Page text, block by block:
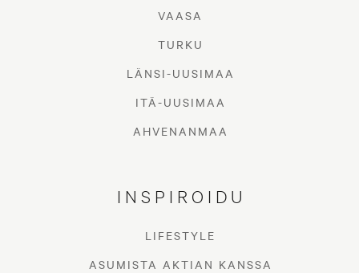
VAASA
TURKU
LÄNSI-UUSIMAA
ITÄ-UUSIMAA
AHVENANMAA
INSPIROIDU
LIFESTYLE
ASUMISTA AKTIAN KANSSA